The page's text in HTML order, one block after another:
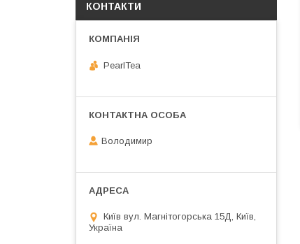
КОНТАКТИ
PearlTea
Володимир
Київ вул. Магнiтогорська 15Д, Київ,
Україна